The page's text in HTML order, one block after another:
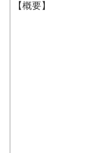
【概要】